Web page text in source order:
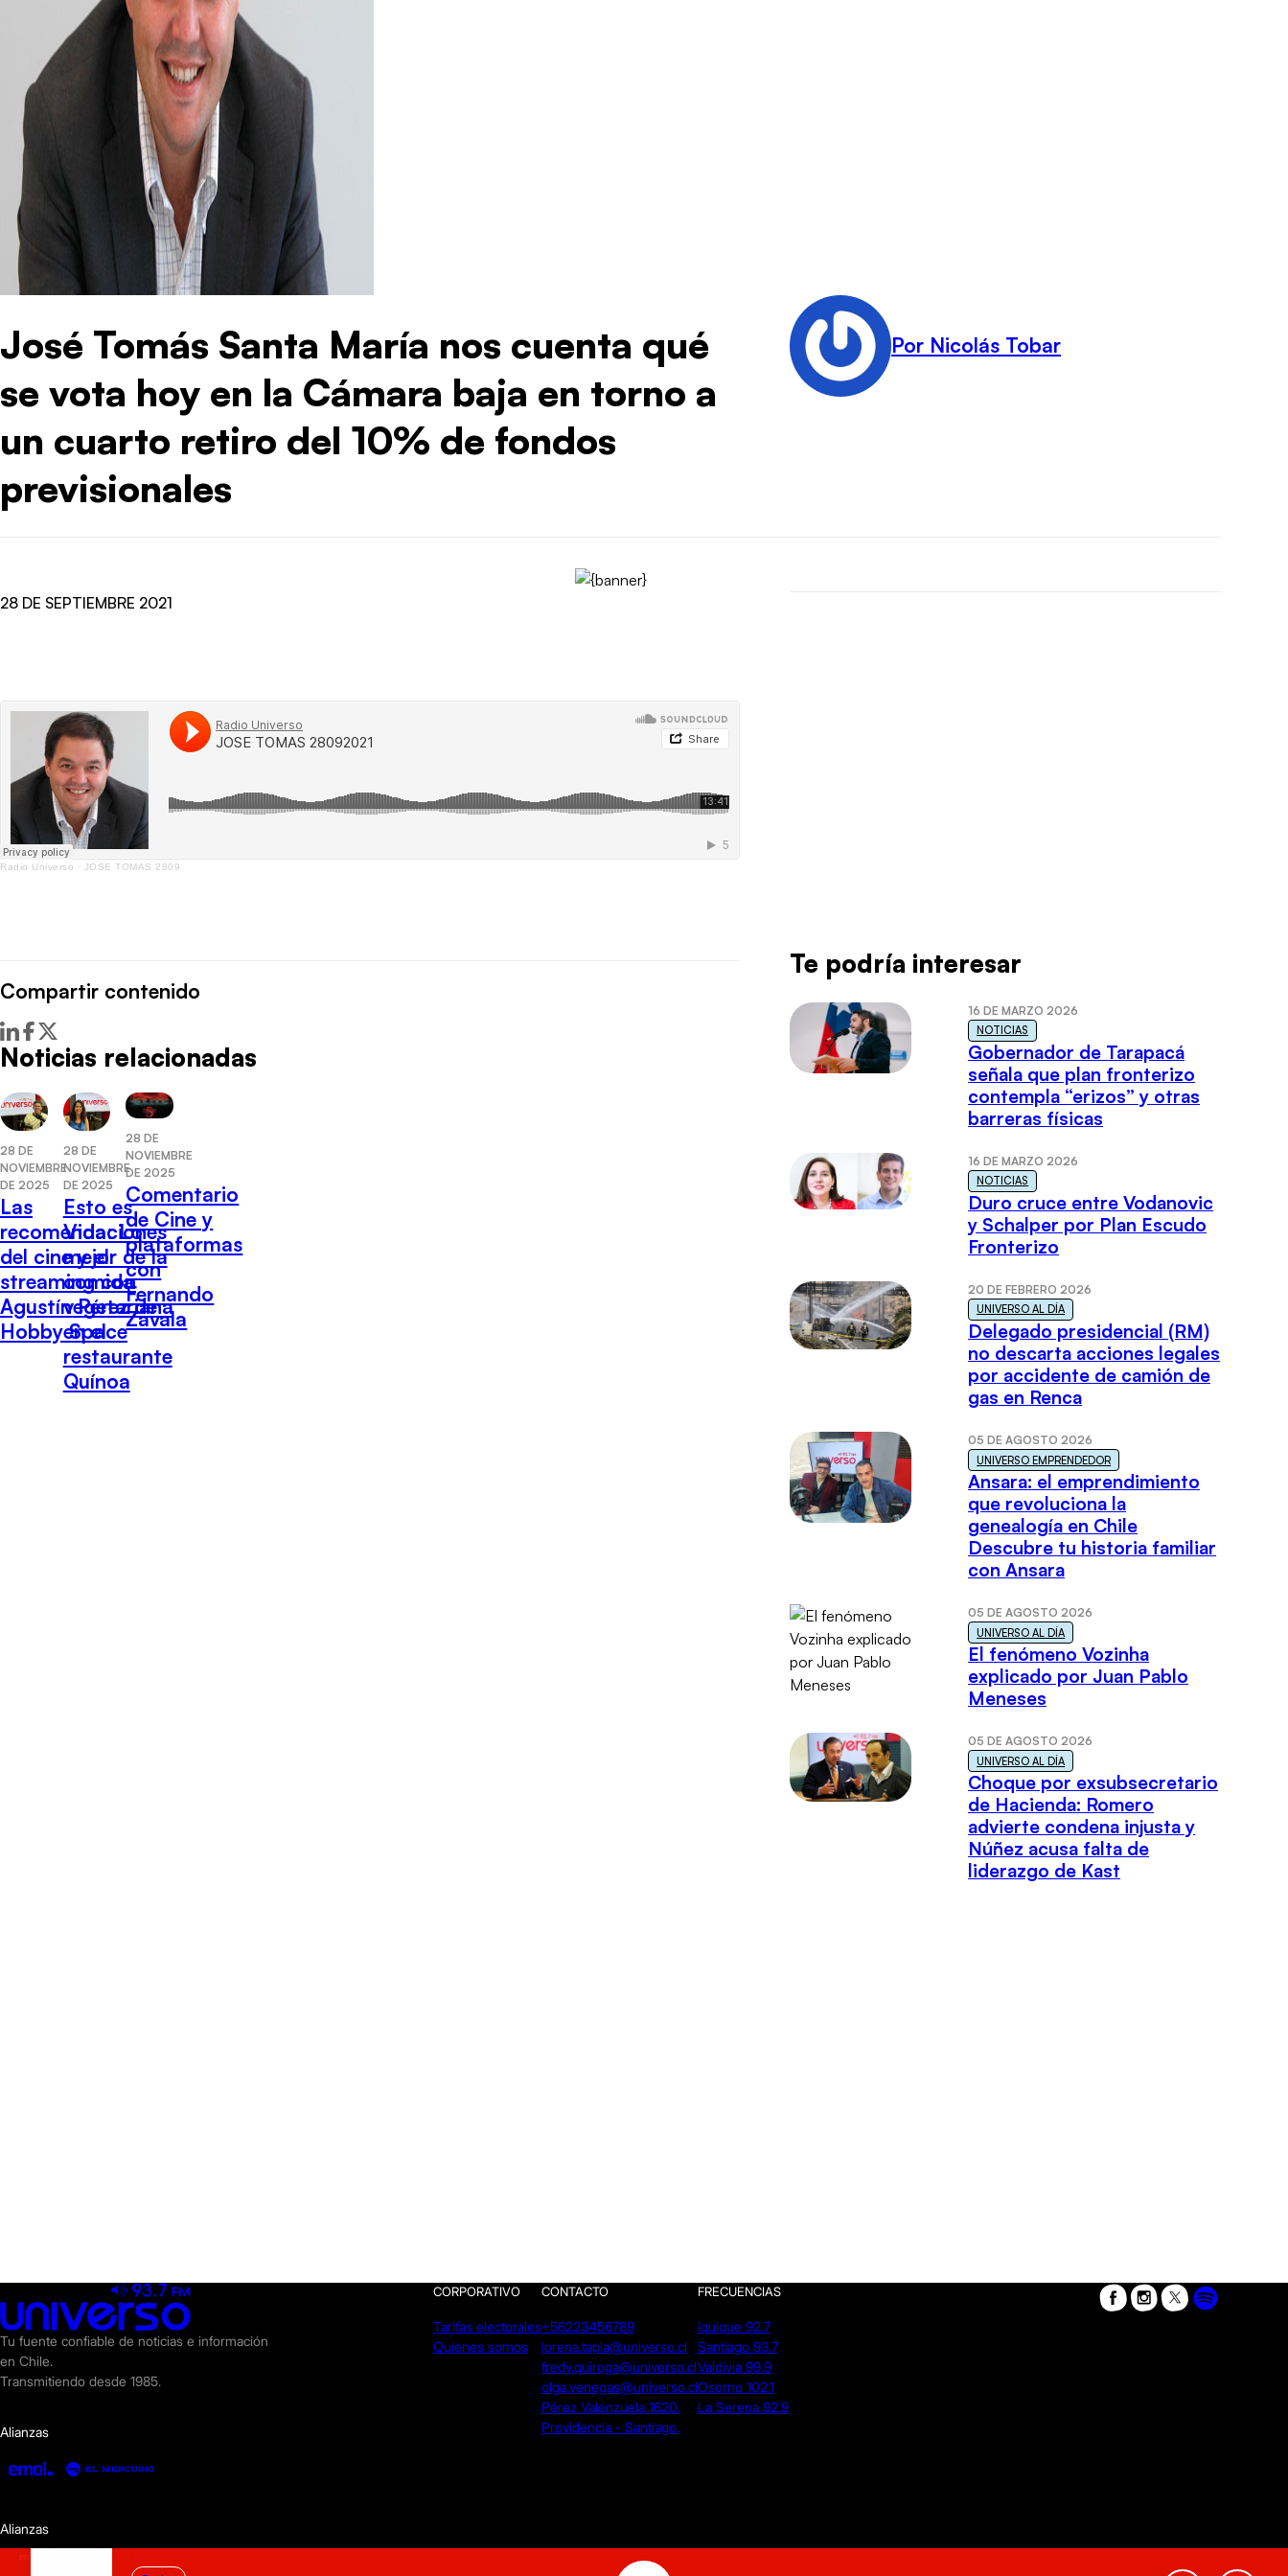
José Tomás Santa María nos cuenta qué
se vota hoy en la Cámara baja en torno a
un cuarto retiro del 10% de fondos
previsionales
Por Nicolás Tobar
28 DE SEPTIEMBRE 2021
Radio Universo · JOSE TOMAS 2809
Compartir contenido
Noticias relacionadas
28 DE
NOVIEMBRE
DE 2025
Las
recomendaciones
del cine y el
streaming con
Agustín Pérez de
Hobby Space
28 DE
NOVIEMBRE
DE 2025
Esto es
Vida: Lo
mejor de la
comida
vegetariana
en el
restaurante
Quínoa
28 DE
NOVIEMBRE
DE 2025
Comentario
de Cine y
plataformas
con
Fernando
Zavala
Te podría interesar
16 DE MARZO 2026
NOTICIAS
Gobernador de Tarapacá
señala que plan fronterizo
contempla “erizos” y otras
barreras físicas
16 DE MARZO 2026
NOTICIAS
Duro cruce entre Vodanovic
y Schalper por Plan Escudo
Fronterizo
20 DE FEBRERO 2026
UNIVERSO AL DÍA
Delegado presidencial (RM)
no descarta acciones legales
por accidente de camión de
gas en Renca
05 DE AGOSTO 2026
UNIVERSO EMPRENDEDOR
Ansara: el emprendimiento
que revoluciona la
genealogía en Chile
Descubre tu historia familiar
con Ansara
05 DE AGOSTO 2026
UNIVERSO AL DÍA
El fenómeno Vozinha
explicado por Juan Pablo
Meneses
05 DE AGOSTO 2026
UNIVERSO AL DÍA
Choque por exsubsecretario
de Hacienda: Romero
advierte condena injusta y
Núñez acusa falta de
liderazgo de Kast
Tu fuente confiable de noticias e información
en Chile.
Transmitiendo desde 1985.
Alianzas
CORPORATIVO
Tarifas electorales
Quienes somos
CONTACTO
+56223456789
lorena.tapia@universo.cl
fredy.quiroga@universo.cl
olga.venegas@universo.cl
Pérez Valenzuela 1620.
Providencia - Santiago.
FRECUENCIAS
Iquique 92.7
Santiago 93.7
Valdivia 99.9
Osorno 102.1
La Serena 92.9
Alianzas